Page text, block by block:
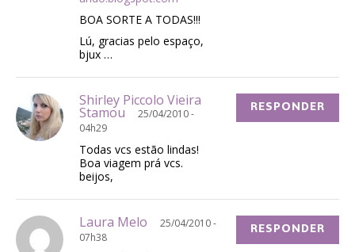
BOA SORTE A TODAS!!!
Lú, gracias pelo espaço,
bjux …
Shirley Piccolo Vieira
Stamou
25/04/2010 -
04h29
Todas vcs estão lindas!
Boa viagem prá vcs.
beijos,
RESPONDER
Laura Melo
25/04/2010 -
07h38
RESPONDER